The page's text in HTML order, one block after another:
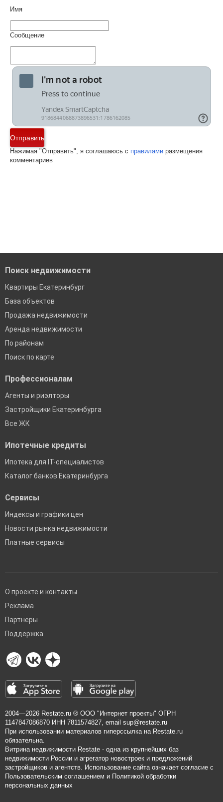
Имя
Сообщение
Отправить
Нажимая "Отправить", я соглашаюсь с правилами размещения
комментариев
Поиск недвижимости
Квартиры Екатеринбург
База объектов
Продажа недвижимости
Аренда недвижимости
По районам
Поиск по карте
Профессионалам
Агенты и риэлторы
Застройщики Екатеринбурга
Все ЖК
Ипотечные кредиты
Ипотека для IT-специалистов
Каталог банков Екатеринбурга
Сервисы
Индексы и графики цен
Новости рынка недвижимости
Платные сервисы
О проекте и контакты
Реклама
Партнеры
Поддержка
2004—2026 Restate.ru ® ООО "Интернет проекты" ОГРН
1147847086870 ИНН 7811574827, email sup@restate.ru
При использовании материалов гиперссылка на Restate.ru
обязательна.
Витрина недвижимости Restate - одна из крупнейших баз
недвижимости России и агрегатор новостроек и предложений
застройщиков и агентств. Использование сайта означает согласие с
Пользовательским соглашением и Политикой обработки
персональных данных